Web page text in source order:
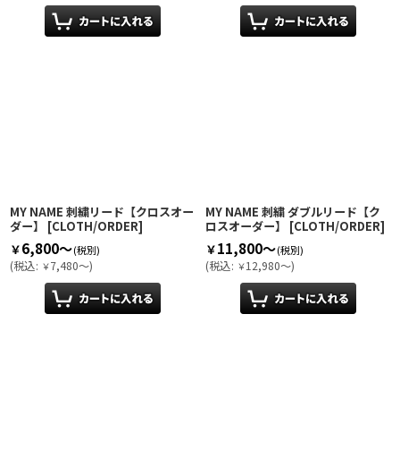
MY NAME 刺繍リード【クロスオー
ダー】
[CLOTH/ORDER]
￥6,800～(税別)
(税込: ￥7,480～)
MY NAME 刺繍 ダブルリード【ク
ロスオーダー】
[CLOTH/ORDER]
￥11,800～(税別)
(税込: ￥12,980～)